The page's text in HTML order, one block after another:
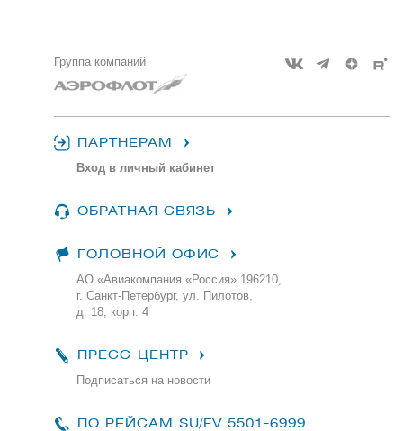
Группа компаний
ПАРТНЕРАМ
Вход в личный кабинет
ОБРАТНАЯ СВЯЗЬ
ГОЛОВНОЙ ОФИС
АО «Авиакомпания «Россия» 196210,
г. Санкт-Петербург, ул. Пилотов,
д. 18, корп. 4
ПРЕСС-ЦЕНТР
Подписаться на новости
ПО РЕЙСАМ SU/FV 5501-6999